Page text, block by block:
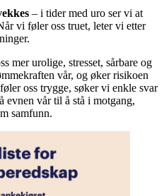
– i tider med uro ser vi at
vi føler oss truet, leter vi etter
mer urolige, stresset, sårbare og
vår, og øker risikoen
oss trygge, søker vi enkle svar
evnen vår til å stå i motgang,
samfunn.